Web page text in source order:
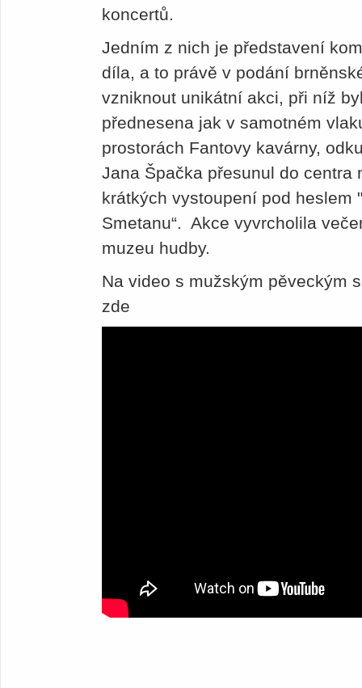
koncertů.
Jedním z nich je představení
díla, a to právě v podání
vzniknout unikátní akci, při níž
přednesena jak v samotném
prostorách Fantovy kavárny,
Jana Špačka přesunul do centra
krátkých vystoupení pod heslem
Smetanu“. Akce vyvrcholila
muzeu hudby.
Na video s mužským pěveckým
zde